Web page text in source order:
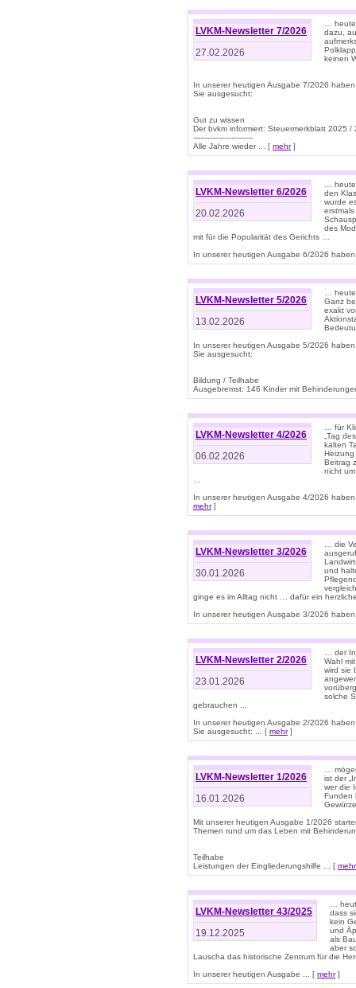
LVKM-Newsletter 7/2026
27.02.2026
…
dazu,
keinen
In unserer heutigen Ausgabe 7/2026
Sie ausgesucht:
Gut zu wissen
Der bvkm informiert: Steuermerkblatt 2025 /
-------------------------
Alle Jahre wieder ... [ mehr]
LVKM-Newsletter 6/2026
20.02.2026
…
den
wurde
des
mit für die Popularität des Gerichts …
In unserer heutigen Ausgabe 6/2026
LVKM-Newsletter 5/2026
13.02.2026
…
Ganz
exakt
In unserer heutigen Ausgabe 5/2026
Sie ausgesucht:
Bildung / Teilhabe
Ausgebremst: 146 Kinder mit
LVKM-Newsletter 4/2026
06.02.2026
… für
„Tag
kalten
Beitrag
nicht
In unserer heutigen Ausgabe 4/2026
mehr]
LVKM-Newsletter 3/2026
30.01.2026
… die
und
ginge es im Alltag nicht … dafür ein
In unserer heutigen Ausgabe 3/2026
LVKM-Newsletter 2/2026
23.01.2026
… der
Wahl
wird sie
solche
gebrauchen ...
In unserer heutigen Ausgabe 2/2026
Sie ausgesucht: ... [ mehr]
LVKM-Newsletter 1/2026
16.01.2026
…
ist der
wer die
Funden
Mit unserer heutigen Ausgabe 1/2026
Themen rund um das Leben mit
Teilhabe
Leistungen der Eingliederungshilfe ... [ mehr
LVKM-Newsletter 43/2025
19.12.2025
…
dass
kein
und
als
aber
Lauscha das historische Zentrum für die
In unserer heutigen Ausgabe ... [ mehr]